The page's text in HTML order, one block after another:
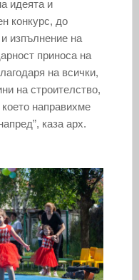
идеята и
конкурс, до
изпълнение на
приноса на
на всички,
на строителство,
направихме
каза арх.